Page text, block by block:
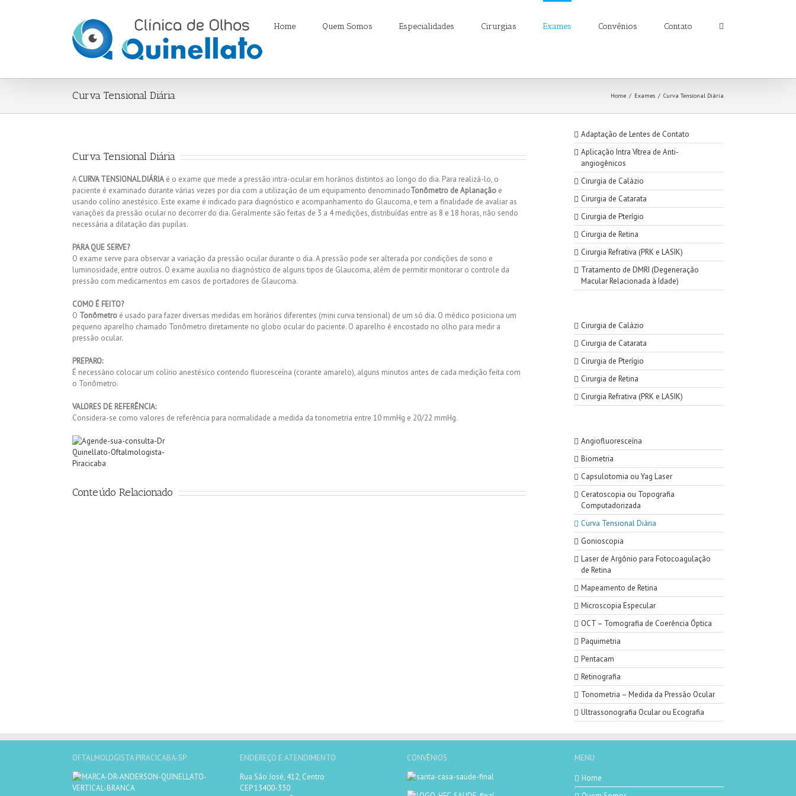
Home Quem Somos Especialidades Cirurgias Exames Convênios Contato
Curva Tensional Diária Home / Exames / Curva Tensional Diária
Curva Tensional Diária
ACURVA TENSIONAL DIÁRIA é o exame que mede a pressão intra-ocular em horários distintos ao longo do dia. Para realizá-lo, o
paciente é examinado durante várias vezes por dia com a utilização de um equipamento denominadoTonômetro de Aplanação e
usando colírio anestésico. Este exame é indicado para diagnóstico e acompanhamento do Glaucoma, e tem a finalidade de avaliar as
variações da pressão ocular no decorrer do dia. Geralmente são feitas de 3 a 4 medições, distribuídas entre as 8 e 18 horas, não sendo
necessária a dilatação das pupilas.
PARA QUE SERVE?
O exame serve para observar a variação da pressão ocular durante o dia. A pressão pode ser alterada por condições de sono e
luminosidade, entre outros. O exame auxilia no diagnóstico de alguns tipos de Glaucoma, além de permitir monitorar o controle da
pressão com medicamentos em casos de portadores de Glaucoma.
COMO É FEITO?
O Tonômetro é usado para fazer diversas medidas em horários diferentes (mini curva tensional) de um só dia. O médico posiciona um
pequeno aparelho chamado Tonômetro diretamente no globo ocular do paciente. O aparelho é encostado no olho para medir a
pressão ocular.
PREPARO:
É necessário colocar um colírio anestésico contendo fluoresceína (corante amarelo), alguns minutos antes de cada medição feita com
o Tonômetro.
VALORES DE REFERÊNCIA:
Considera-se como valores de referência para normalidade a medida da tonometria entre 10 mmHg e 20/22 mmHg.
Conteúdo Relacionado
Adaptação de Lentes de Contato
Aplicação Intra Vítrea de Anti-
angiogênicos
Cirurgia de Calázio
Cirurgia de Catarata
Cirurgia de Pterígio
Cirurgia de Retina
Cirurgia Refrativa (PRK e LASIK)
Tratamento de DMRI (Degeneração
Macular Relacionada à Idade)
Cirurgia de Calázio
Cirurgia de Catarata
Cirurgia de Pterígio
Cirurgia de Retina
Cirurgia Refrativa (PRK e LASIK)
Angiofluoresceína
Biometria
Capsulotomia ou Yag Laser
Ceratoscopia ou Topografia
Computadorizada
Curva Tensional Diária
Gonioscopia
Laser de Argônio para Fotocoagulação
de Retina
Mapeamento de Retina
Microscopia Especular
OCT – Tomografia de Coerência Óptica
Paquimetria
Pentacam
Retinografia
Tonometria – Medida da Pressão Ocular
Ultrassonografia Ocular ou Ecografia
OFTALMOLOGISTA PIRACICABA-SP
ENDEREÇO E ATENDIMENTO
Rua São José, 412, Centro
CEP 13400-330
CONVÊNIOS
MENU
Home